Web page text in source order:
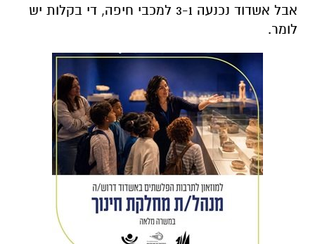
אבל אשדוד נכנעה 3-1 למכבי חיפה, די בקלות יש
לומר.